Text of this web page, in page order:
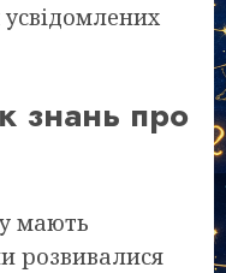
знань про
мають
розвивалися